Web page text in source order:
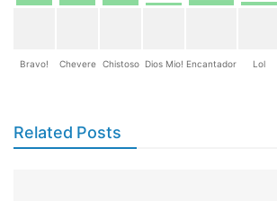
Bravo! Chevere Chistoso Dios Mio! Encantador Lol
Related Posts